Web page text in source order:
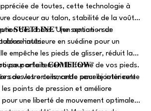
de toutes, cette technologie à
douceur au talon, stabilité de la voûte
des chocs. Une sensation de
hauts.
𝐒𝐔̈𝐄𝐓𝐋𝐈̇𝐍𝐄™ (en option – sur
intérieure en suédine pour un
empêche les pieds de glisser, réduit la
parfaitement la forme de vos pieds.
de votre commande pour ajouter cette
pour orteils 𝐂𝐎𝐌𝐅𝐋𝐎𝐖™
sous les orteils, cette semelle intérieure
points de pression et améliore
pour une liberté de mouvement optimale,